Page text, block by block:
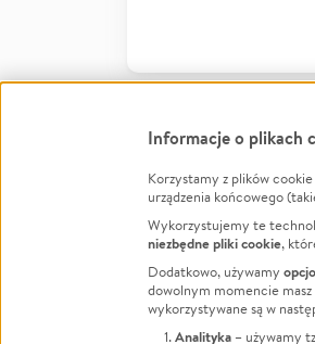
FacebookTwitter
LinkedInTikTok Youtube
Informacje o plikach
Korzystamy z plików
urządzenia końcowego
Wykorzystujemy te
niezbędne pliki cookie,
Dodatkowo, używamy
dowolnym momencie
wykorzystywane są w
Analityka – używamy